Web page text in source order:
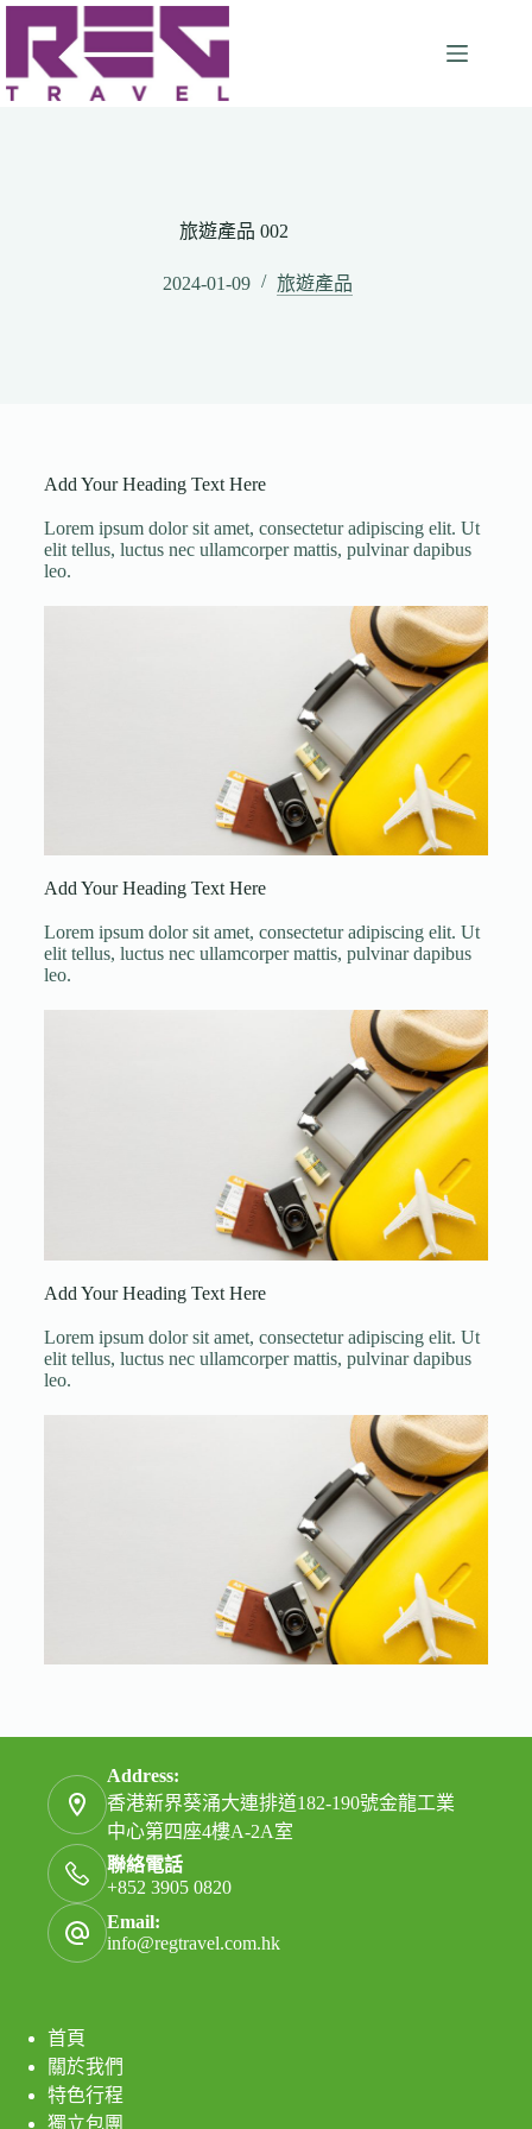
旅遊產品 002
2024-01-09 旅遊產品
Add Your Heading Text Here
Lorem ipsum dolor sit amet, consectetur adipiscing elit. Ut
elit tellus, luctus nec ullamcorper mattis, pulvinar dapibus
leo.
Add Your Heading Text Here
Lorem ipsum dolor sit amet, consectetur adipiscing elit. Ut
elit tellus, luctus nec ullamcorper mattis, pulvinar dapibus
leo.
Add Your Heading Text Here
Lorem ipsum dolor sit amet, consectetur adipiscing elit. Ut
elit tellus, luctus nec ullamcorper mattis, pulvinar dapibus
leo.
Address:
香港新界葵涌大連排道182-190號金龍工業
中心第四座4樓A-2A室
聯絡電話
+852 3905 0820
Email:
info@regtravel.com.hk
首頁
關於我們
特色行程
獨立包團